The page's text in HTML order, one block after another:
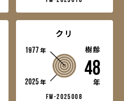
クリ
1977年
2025年
樹齢
48
年
fw-2025008